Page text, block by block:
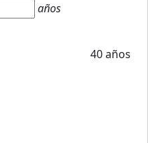
años
40 años